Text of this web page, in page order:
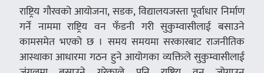
राष्ट्रिय गौरवको आयोजना, सडक, विद्यालयजस्ता पूर्वाधार निर्माण
गर्ने नाममा राष्ट्रिय वन फँडनी गरी सुकुम्वासीलाई बसाउने
कामसमेत भएको छ । समय समयमा सरकारबाट राजनीतिक
आस्थाका आधारमा गठन हुने आयोगका व्यक्तिले सुकुम्वासीलाई